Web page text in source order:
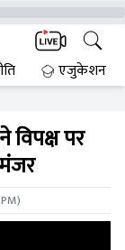
एजुकेशन
पर
)